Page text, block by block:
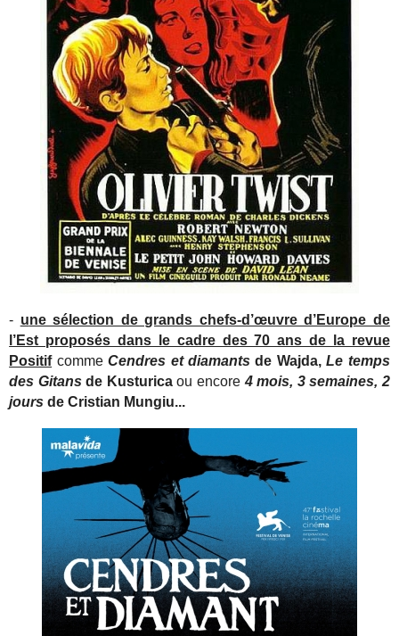
- une sélection de grands chefs-d’œuvre d’Europe de
l’Est proposés dans le cadre des 70 ans de la revue
PositifcommeCendres et diamants de Wajda,Le temps
des Gitansde Kusturicaou encore 4 mois, 3 semaines, 2
jours de Cristian Mungiu...